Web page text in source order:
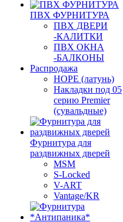
ПВХ ФУРНИТУРА
ПВХ ДВЕРИ
-КАЛИТКИ
ПВХ ОКНА
-БАЛКОНЫ
Распродажа
HOPE (латунь)
Накладки под 05
серию Premier
(сувальдные)
Фурнитура для
раздвижных дверей
MSM
S-Locked
V-ART
Vantage/KR